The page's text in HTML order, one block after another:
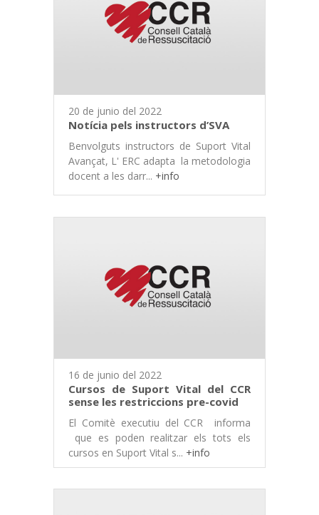
20 de junio del 2022
Notícia pels instructors d’SVA
Benvolguts instructors de Suport Vital
Avançat, L' ERC adapta la metodologia
docent a les darr... +info
16 de junio del 2022
Cursos de Suport Vital del CCR
sense les restriccions pre-covid
El Comitè executiu del CCR informa
que es poden realitzar els tots els
cursos en Suport Vital s... +info